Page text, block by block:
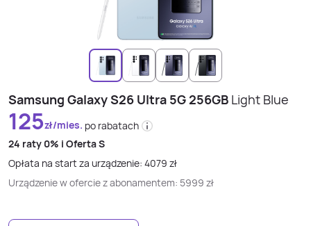
Samsung Galaxy S26 Ultra 5G 256GB Light Blue
125zł/mies. po rabatach
24 raty 0% i Oferta S
Opłata na start za urządzenie: 4079 zł
Urządzenie w ofercie z abonamentem: 5999 zł